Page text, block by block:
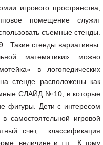
игрового пространства,
помещение служит
съемные стенды.
стенды вариативны.
математики» можно
в логопедических
стенде расположены как
СЛАЙД №10, в которые
фигуры. Дети с интересом
самостоятельной игровой
счет, классификация
величине и т.п. К тому